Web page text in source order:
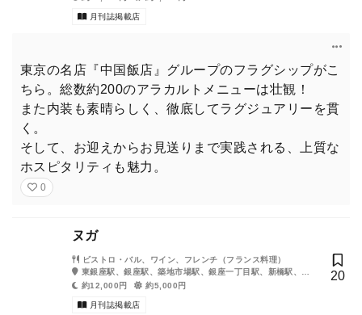
月刊誌掲載店
東京の名店『中国飯店』グループのフラグシップがこ
ちら。総数約200のアラカルトメニューは壮観！
また内装も素晴らしく、徹底してラグジュアリーを貫
く。
そして、お迎えからお見送りまで実践される、上質な
ホスピタリティも魅力。
0
ヌガ
ビストロ・バル、ワイン、フレンチ（フランス料理）
東銀座駅、銀座駅、築地市場駅、銀座一丁目駅、新橋駅、有
楽町駅、築地駅、日比谷駅、汐留駅
約12,000円 約5,000円
月刊誌掲載店
20